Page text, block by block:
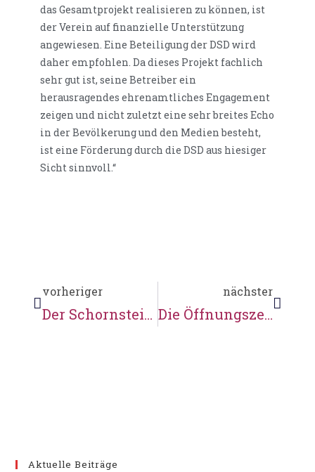
das Gesamtprojekt realisieren zu können, ist
der Verein auf finanzielle Unterstützung
angewiesen. Eine Beteiligung der DSD wird
daher empfohlen. Da dieses Projekt fachlich
sehr gut ist, seine Betreiber ein
herausragendes ehrenamtliches Engagement
zeigen und nicht zuletzt eine sehr breites Echo
in der Bevölkerung und den Medien besteht,
ist eine Förderung durch die DSD aus hiesiger
Sicht sinnvoll.“
vorheriger
Der Schornstein der Schmiede wird höher und höher …
nächster
Die Öffnungszeiten in Karoxbostel
Aktuelle Beiträge